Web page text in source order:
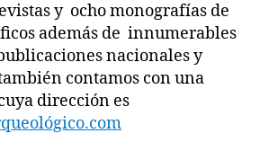
y ocho monografías de
además de innumerables
nacionales y
contamos con una
dirección es